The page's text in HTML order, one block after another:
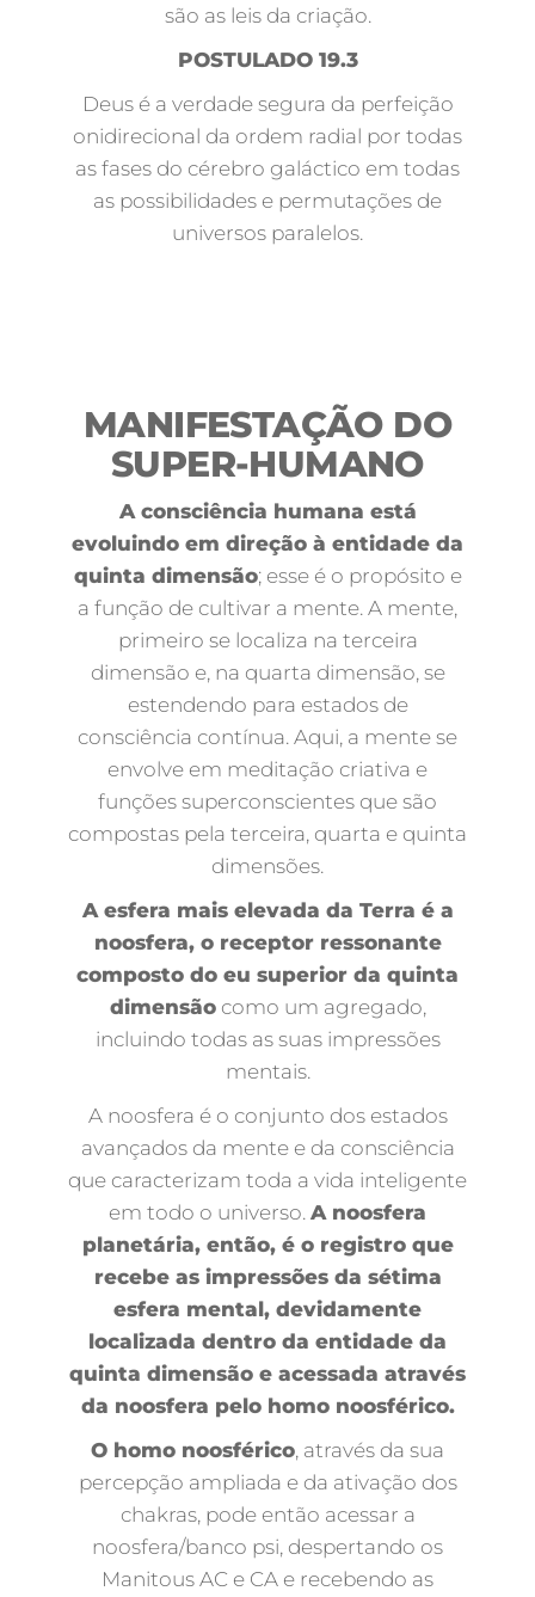
são as leis da criação.
POSTULADO 19.3
Deus é a verdade segura da perfeição
onidirecional da ordem radial por todas
as fases do cérebro galáctico em todas
as possibilidades e permutações de
universos paralelos.
MANIFESTAÇÃO DO
SUPER-HUMANO
A consciência humana está
evoluindo em direção à entidade da
quinta dimensão; esse é o propósito e
a função de cultivar a mente. A mente,
primeiro se localiza na terceira
dimensão e, na quarta dimensão, se
estendendo para estados de
consciência contínua. Aqui, a mente se
envolve em meditação criativa e
funções superconscientes que são
compostas pela terceira, quarta e quinta
dimensões.
A esfera mais elevada da Terra é a
noosfera, o receptor ressonante
composto do eu superior da quinta
dimensãocomo um agregado,
incluindo todas as suas impressões
mentais.
A noosfera é o conjunto dos estados
avançados da mente e da consciência
que caracterizam toda a vida inteligente
em todo o universo. A noosfera
planetária, então, é o registro que
recebe as impressões da sétima
esfera mental, devidamente
localizada dentro da entidade da
quinta dimensão e acessada através
da noosfera pelo homo noosférico.
O homo noosférico, através da sua
percepção ampliada e da ativação dos
chakras, pode então acessar a
noosfera/banco psi, despertando os
Manitous AC e CA e recebendo as